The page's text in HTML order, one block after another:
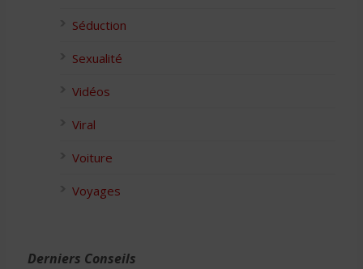
Séduction
Sexualité
Vidéos
Viral
Voiture
Voyages
Derniers Conseils